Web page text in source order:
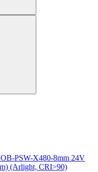
PSW-X480-8mm 24V
(Arlight, CRI>90)